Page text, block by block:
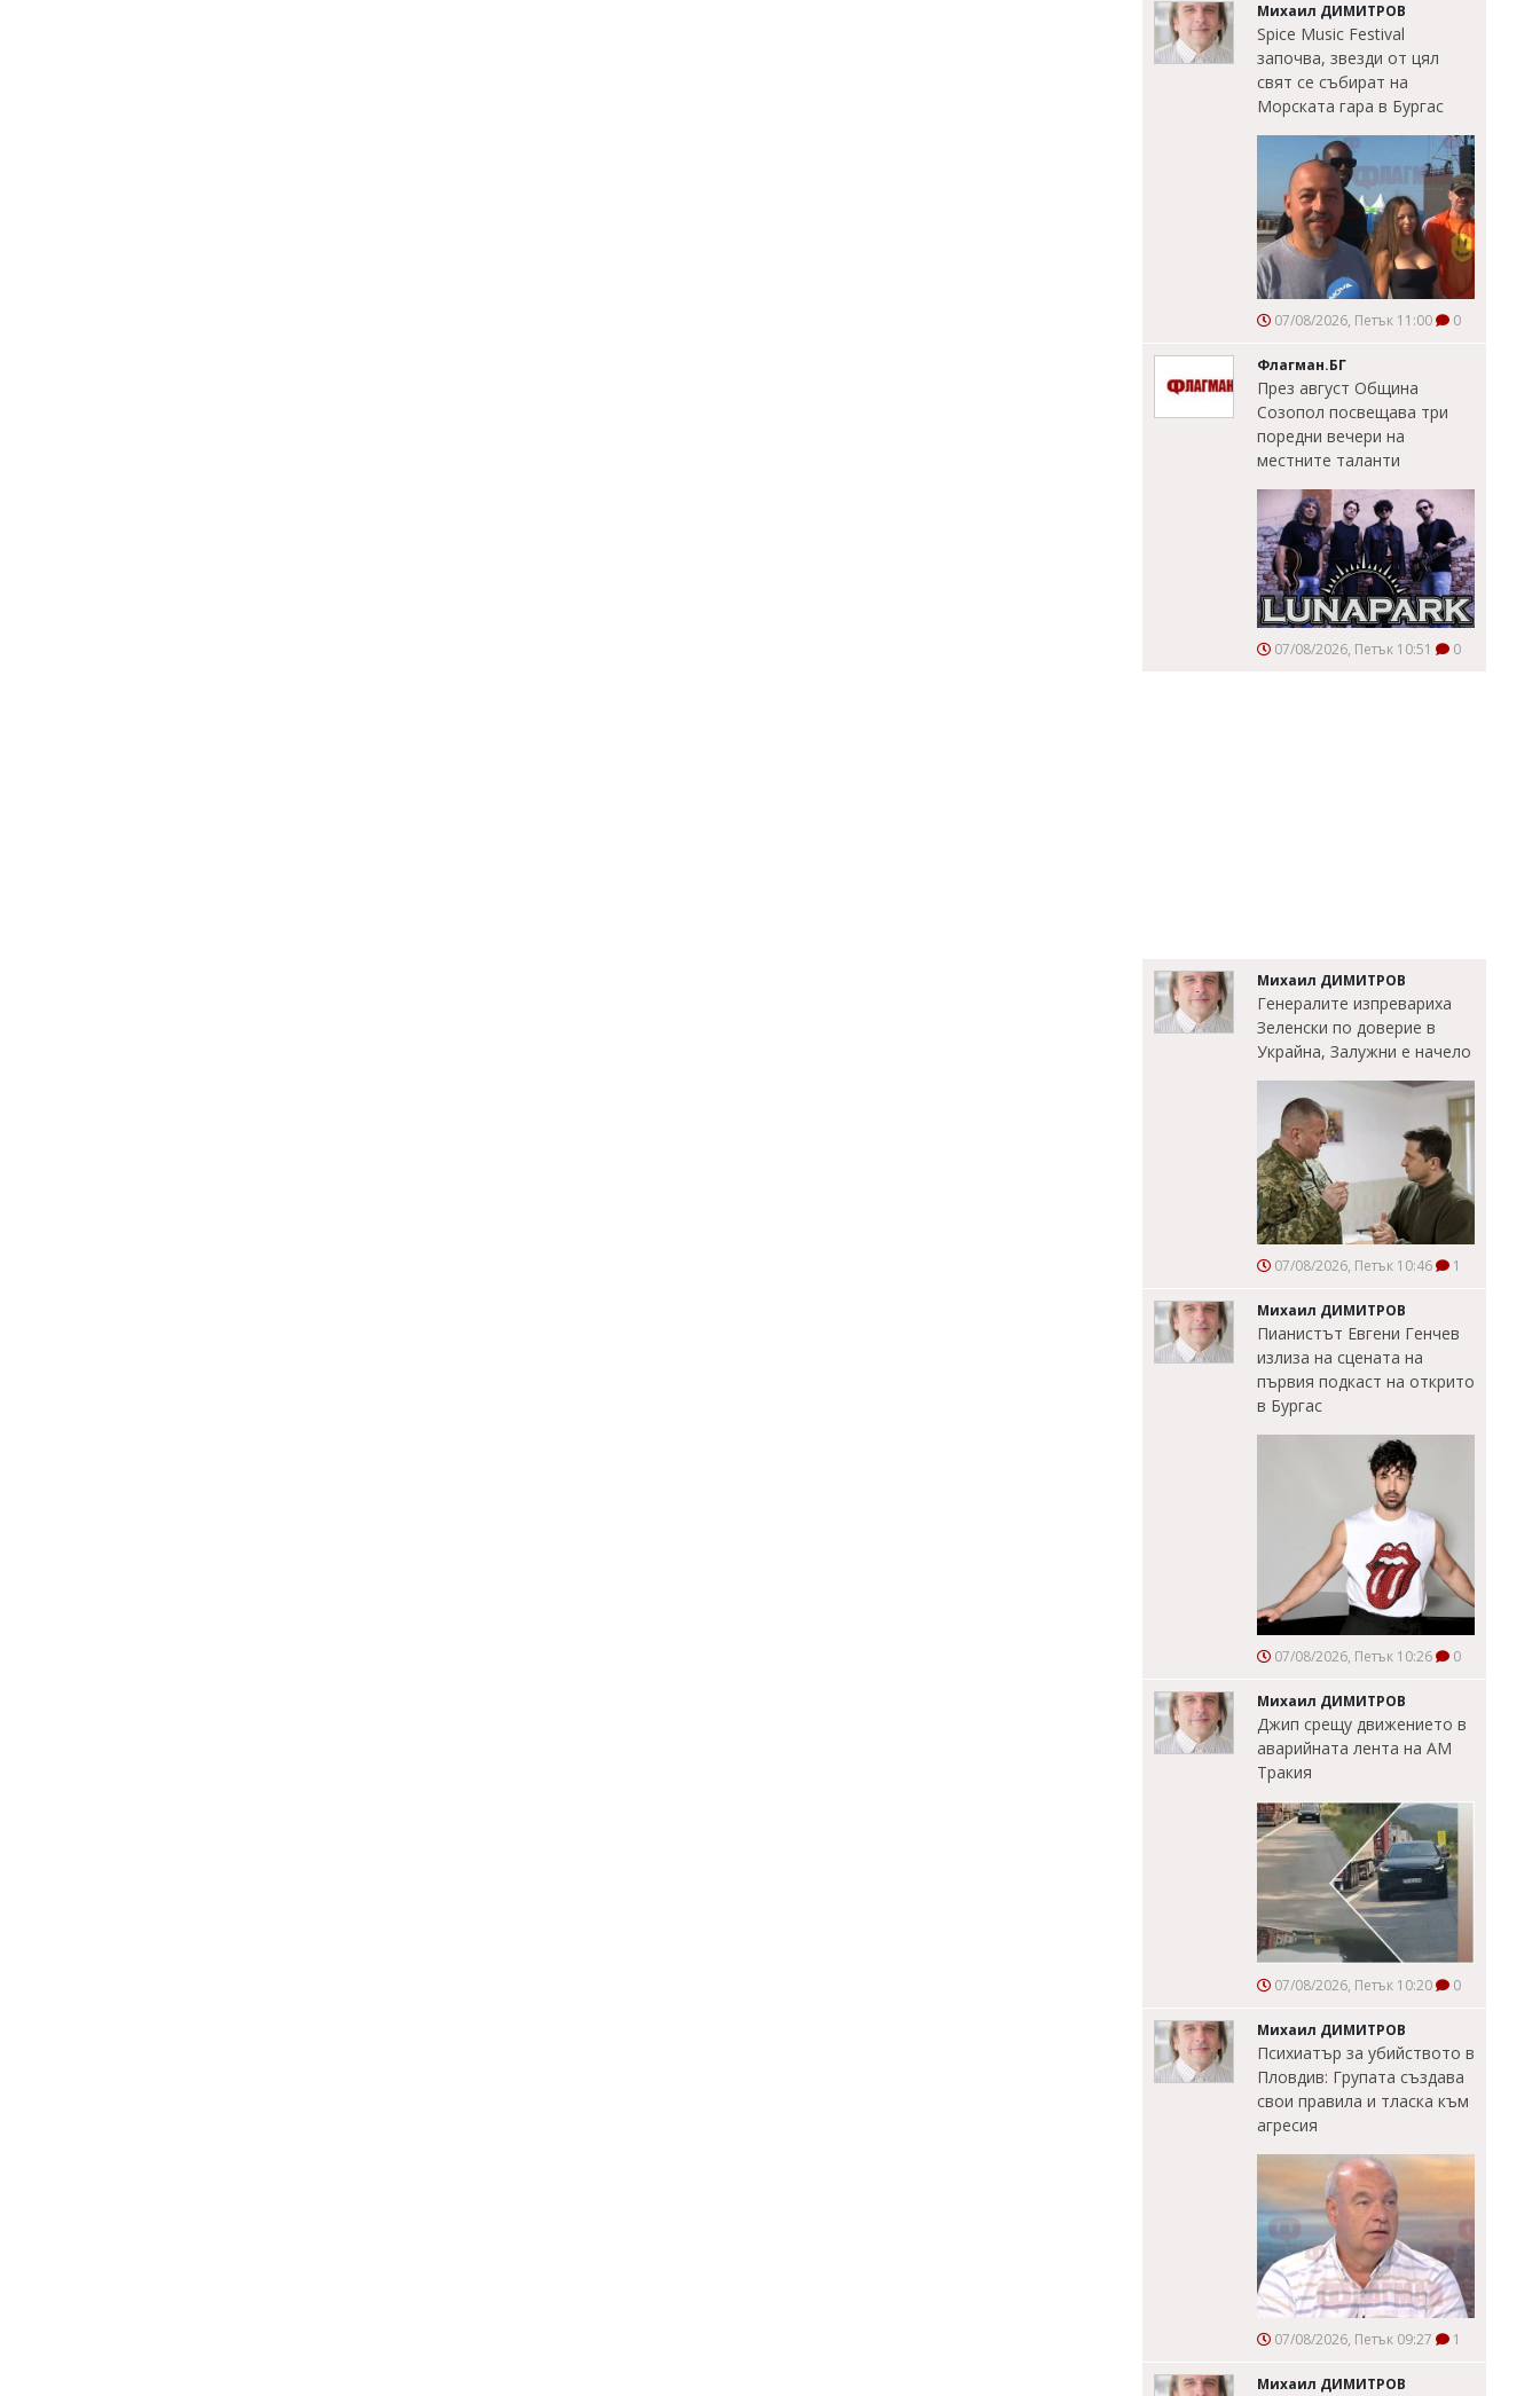
Михаил ДИМИТРОВ
Spice Music Festival
започва, звезди от цял
свят се събират на
Морската гара в Бургас
07/08/2026, Петък 11:00 0
Флагман.БГ
През август Община
Созопол посвещава три
поредни вечери на
местните таланти
07/08/2026, Петък 10:51 0
Михаил ДИМИТРОВ
Генералите изпревариха
Зеленски по доверие в
Украйна, Залужни е начело
07/08/2026, Петък 10:46 1
Михаил ДИМИТРОВ
Пианистът Евгени Генчев
излиза на сцената на
първия подкаст на открито
в Бургас
07/08/2026, Петък 10:26 0
Михаил ДИМИТРОВ
Джип срещу движението в
аварийната лента на АМ
Тракия
07/08/2026, Петък 10:20 0
Михаил ДИМИТРОВ
Психиатър за убийството в
Пловдив: Групата създава
свои правила и тласка към
агресия
07/08/2026, Петък 09:27 1
Михаил ДИМИТРОВ